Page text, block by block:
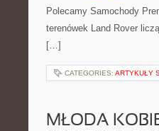
Polecamy Samochody
terenówek Land Rover
[…]
CATEGORIES: ARTYKUŁY
MŁODA